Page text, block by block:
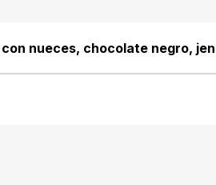
nueces, chocolate negro,